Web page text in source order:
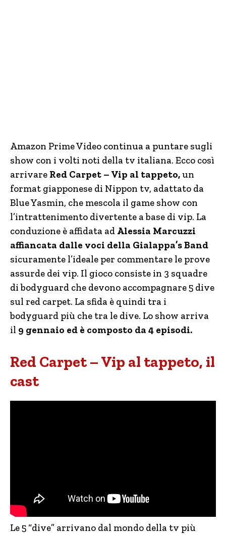
Amazon Prime Video continua a puntare sugli
show con i volti noti della tv italiana. Ecco così
arrivare Red Carpet – Vip al tappeto,un
format giapponese di Nippon tv, adattato da
Blue Yasmin, che mescola il game show con
l’intrattenimento divertente a base di vip. La
conduzione è affidata ad Alessia Marcuzzi
affiancata dalle voci della Gialappa’s Band
sicuramente l’ideale per commentare le prove
assurde dei vip. Il gioco consiste in 3 squadre
di bodyguard che devono accompagnare 5 dive
sul red carpet. La sfida è quindi tra i
bodyguard più che tra le dive. Lo show arriva
il 9 gennaio ed è composto da 4 episodi.
Red Carpet – Vip al tappeto, il
cast
Le 5 “dive” arrivano dal mondo della tv più